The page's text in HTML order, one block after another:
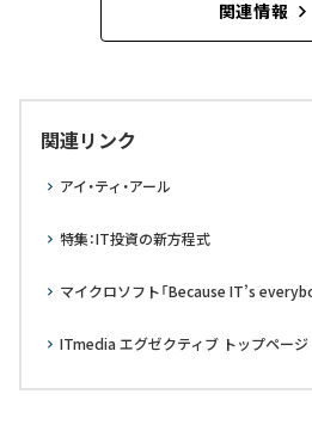
関連情報
関連リンク
アイ・ティ・アール
特集：IT投資の新方程式
マイクロソフト「Because IT’s
ITmedia エグゼクティブ トップページ